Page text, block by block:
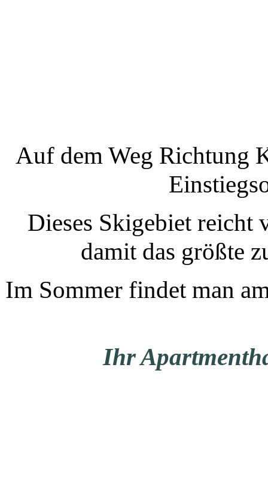
Auf dem Weg Richtung
Dieses Skigebiet
damit das größte
Im Sommer findet man
Ihr